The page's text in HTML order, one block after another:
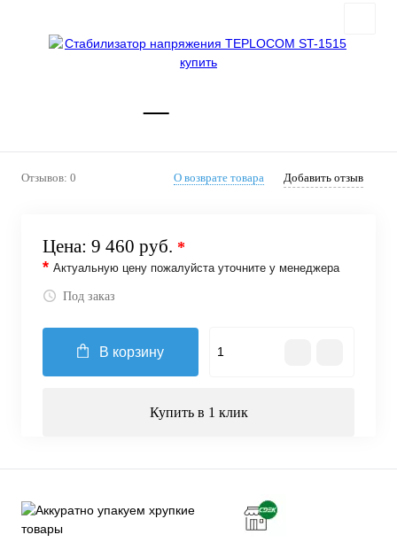
Отзывов: 0 О возврате товара Добавить отзыв
Цена: 9 460 руб. *
* Актуальную цену пожалуйста уточните у менеджера
Под заказ
В корзину
Купить в 1 клик